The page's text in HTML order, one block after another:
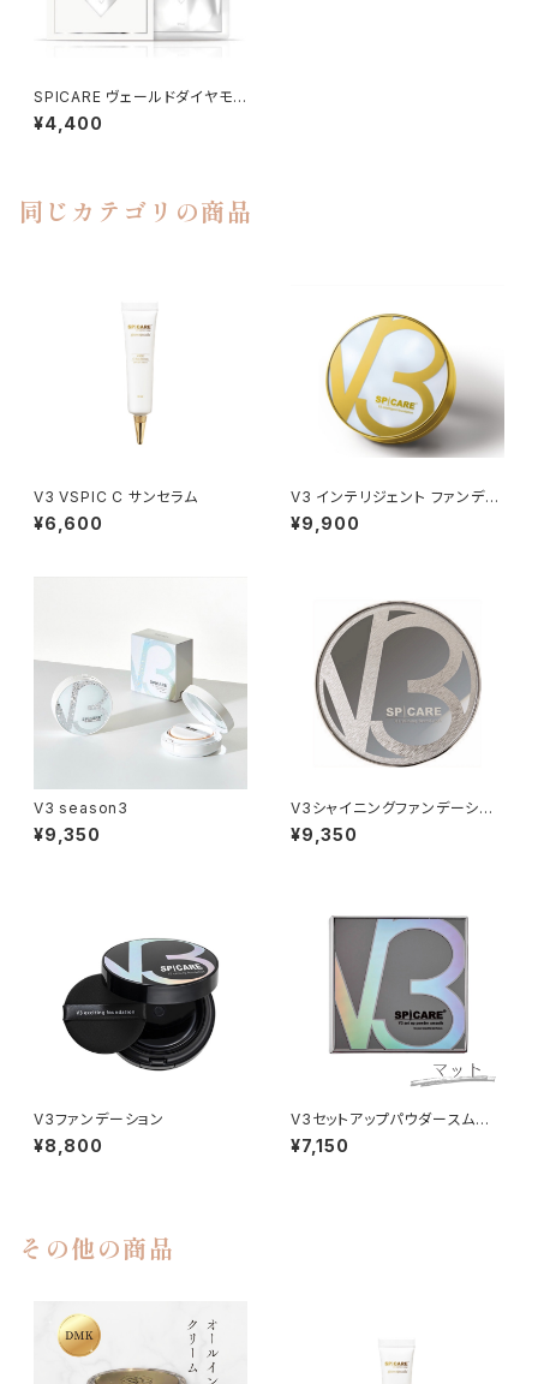
SPICARE ヴェールドダイヤモン
ドマスク（6枚入り）
¥4,400
同じカテゴリの商品
V3 VSPIC C サンセラム
¥6,600
V3 インテリジェント ファンデー
ション
¥9,900
V3 season3
¥9,350
V3シャイニングファンデーショ
ン
¥9,350
V3ファンデーション
¥8,800
V3セットアップパウダースムー
ス
¥7,150
その他の商品